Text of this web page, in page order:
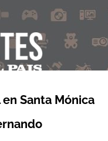
Santa Mónica